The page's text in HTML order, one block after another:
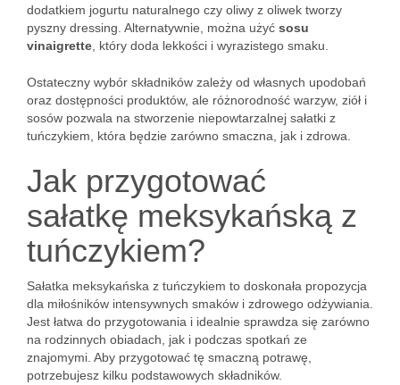
dodatkiem jogurtu naturalnego czy oliwy z oliwek tworzy
pyszny dressing. Alternatywnie, można użyć sosu
vinaigrette , który doda lekkości i wyrazistego smaku.
Ostateczny wybór składników zależy od własnych upodobań
oraz dostępności produktów, ale różnorodność warzyw, ziół i
sosów pozwala na stworzenie niepowtarzalnej sałatki z
tuńczykiem, która będzie zarówno smaczna, jak i zdrowa.
Jak przygotować
sałatkę meksykańską z
tuńczykiem?
Sałatka meksykańska z tuńczykiem to doskonała propozycja
dla miłośników intensywnych smaków i zdrowego odżywiania.
Jest łatwa do przygotowania i idealnie sprawdza się zarówno
na rodzinnych obiadach, jak i podczas spotkań ze
znajomymi. Aby przygotować tę smaczną potrawę,
potrzebujesz kilku podstawowych składników.